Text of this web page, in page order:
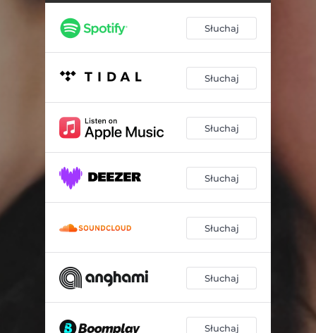
wanna. 00:48
flaki 03:23
przeminę 02:58
Słuchaj
Słuchaj
Słuchaj
Słuchaj
Słuchaj
Słuchaj
Słuchaj